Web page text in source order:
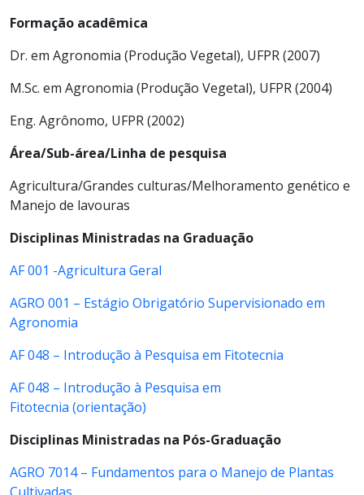
Formação acadêmica
Dr. em Agronomia (Produção Vegetal), UFPR (2007)
M.Sc. em Agronomia (Produção Vegetal), UFPR (2004)
Eng. Agrônomo, UFPR (2002)
Área/Sub-área/Linha de pesquisa
Agricultura/Grandes culturas/Melhoramento genético e
Manejo de lavouras
Disciplinas Ministradas na Graduação
AF 001 -Agricultura Geral
AGRO 001 – Estágio Obrigatório Supervisionado em
Agronomia
AF 048 – Introdução à Pesquisa em Fitotecnia
AF 048 – Introdução à Pesquisa em
Fitotecnia (orientação)
Disciplinas Ministradas na Pós-Graduação
AGRO 7014 – Fundamentos para o Manejo de Plantas